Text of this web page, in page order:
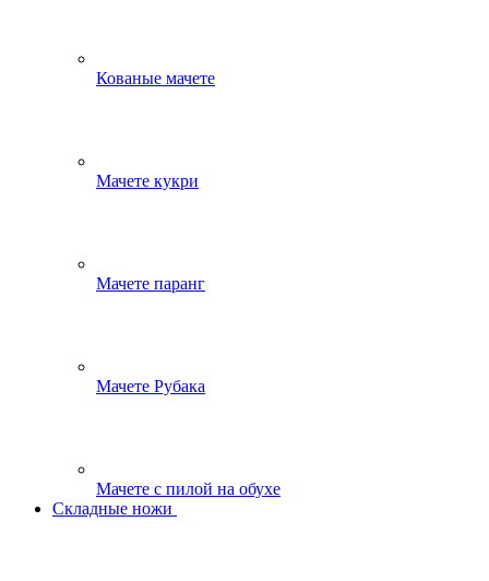
Кованые мачете
Мачете кукри
Мачете паранг
Мачете Рубака
Мачете с пилой на обухе
Складные ножи